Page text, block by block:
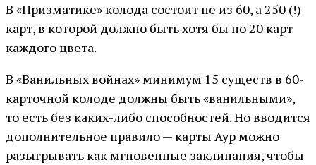
В «Призматике» колода состоит не из 60, а 250 (!)
карт, в которой должно быть хотя бы по 20 карт
каждого цвета.
В «Ванильных войнах» минимум 15 существ в 60-
карточной колоде должны быть «ванильными»,
то есть без каких-либо способностей. Но вводится
дополнительное правило — карты Аур можно
разыгрывать как мгновенные заклинания, чтобы